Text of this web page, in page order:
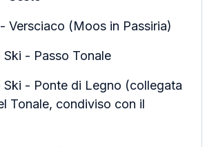
Versciaco (Moos in Passiria)
Ski - Passo Tonale
Ski - Ponte di Legno (collegata
Tonale, condiviso con il